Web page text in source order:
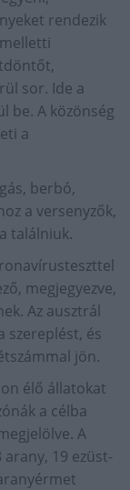
rendezik
sor. Ide a
be. A közönség
a
berbó,
a versenyzők,
találniuk.
megjegyezve,
Az ausztrál
szereplést, és
jön.
élő állatokat
a célba
A
19 ezüst-